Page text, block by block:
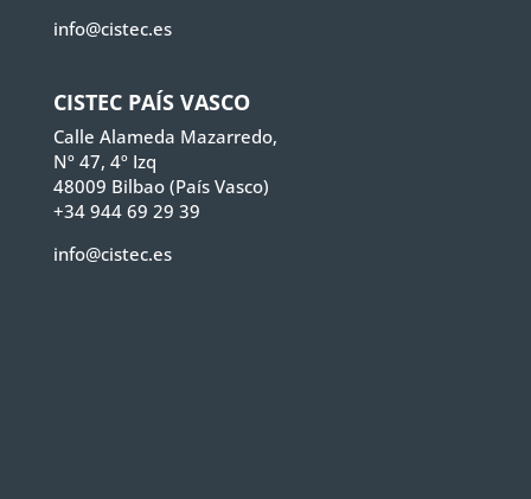
info@cistec.es
CISTEC PAÍS VASCO
Calle Alameda Mazarredo,
Nº 47, 4º Izq
48009 Bilbao (País Vasco)
+34 944 69 29 39
info@cistec.es